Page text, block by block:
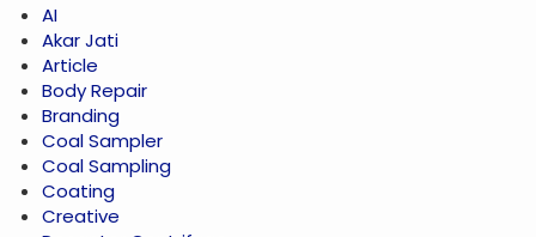
AI
Akar Jati
Article
Body Repair
Branding
Coal Sampler
Coal Sampling
Coating
Creative